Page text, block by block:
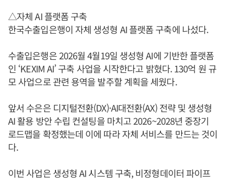
△자체 AI 플랫폼 구축
한국수출입은행이 자체 생성형 AI 플랫폼 구축에 나섰다.
수출입은행은 2026월 4월19일 생성형 AI에 기반한 플랫폼
인 ‘KEXIM AI’ 구축 사업을 시작한다고 밝혔다. 130억 원 규
모 사업으로 관련 용역을 발주할 계획을 세웠다.
앞서 수은은 디지털전환(DX)·AI대전환(AX) 전략 및 생성형
AI 활용 방안 수립 컨설팅을 마치고 2026~2028년 중장기
로드맵을 확정했는데 이에 따라 자체 서비스를 만드는 것이
다.
이번 사업은 생성형 AI 시스템 구축, 비정형데이터 파이프